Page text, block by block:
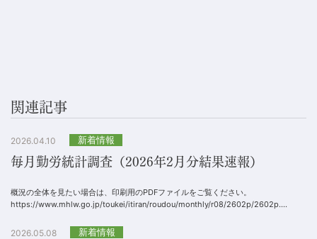
関連記事
2026.04.10 新着情報
毎月勤労統計調査（2026年2月分結果速報）
概況の全体を見たい場合は、印刷用のPDFファイルをご覧ください。
https://www.mhlw.go.jp/toukei/itiran/roudou/monthly/r08/2602p/2602p....
2026.05.08 新着情報